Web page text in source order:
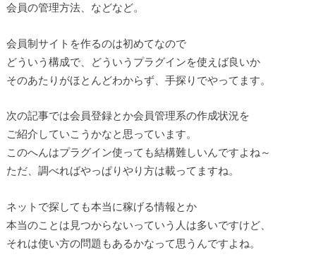
会員の管理方法、などなど。
会員制サイトを作るのは初めてなので
どういう構成で、どういうプラグインを使えば良いか
そのあたりがほとんどわからず、手探りでやってます。
次の記事では会員登録とか会員管理系の作成状況を
ご紹介していこうかなと思っています。
このへんはプラグイン使っても結構難しいんですよね～
ただ、調べればやっぱりやり方は載ってますね。
ネットで探しても本当に稼げる情報とか
本当のことは見つからないっていう人は多いですけど、
それは使い方の問題もあるかなって思うんですよね。